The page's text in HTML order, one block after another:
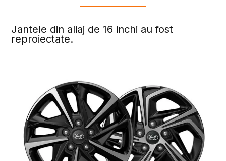
Jantele din aliaj de 16 inchi au fost
reproiectate.